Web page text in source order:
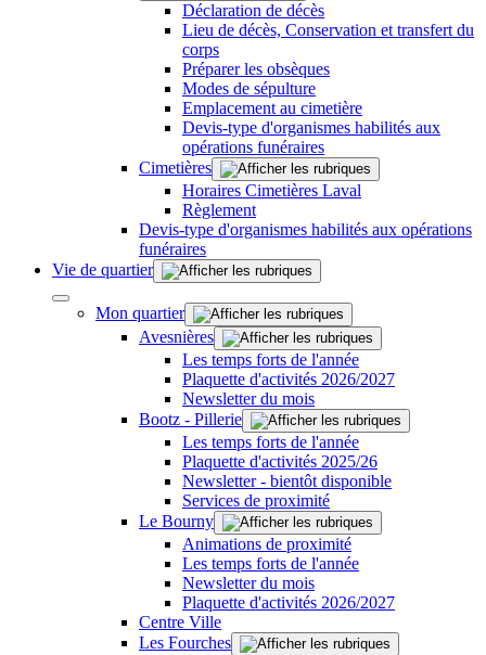
Déclaration de décès
Lieu de décès, Conservation et transfert du
corps
Préparer les obsèques
Modes de sépulture
Emplacement au cimetière
Devis-type d'organismes habilités aux
opérations funéraires
Cimetières
Horaires Cimetières Laval
Règlement
Devis-type d'organismes habilités aux opérations
funéraires
Vie de quartier
Mon quartier
Avesnières
Les temps forts de l'année
Plaquette d'activités 2026/2027
Newsletter du mois
Bootz - Pillerie
Les temps forts de l'année
Plaquette d'activités 2025/26
Newsletter - bientôt disponible
Services de proximité
Le Bourny
Animations de proximité
Les temps forts de l'année
Newsletter du mois
Plaquette d'activités 2026/2027
Centre Ville
Les Fourches